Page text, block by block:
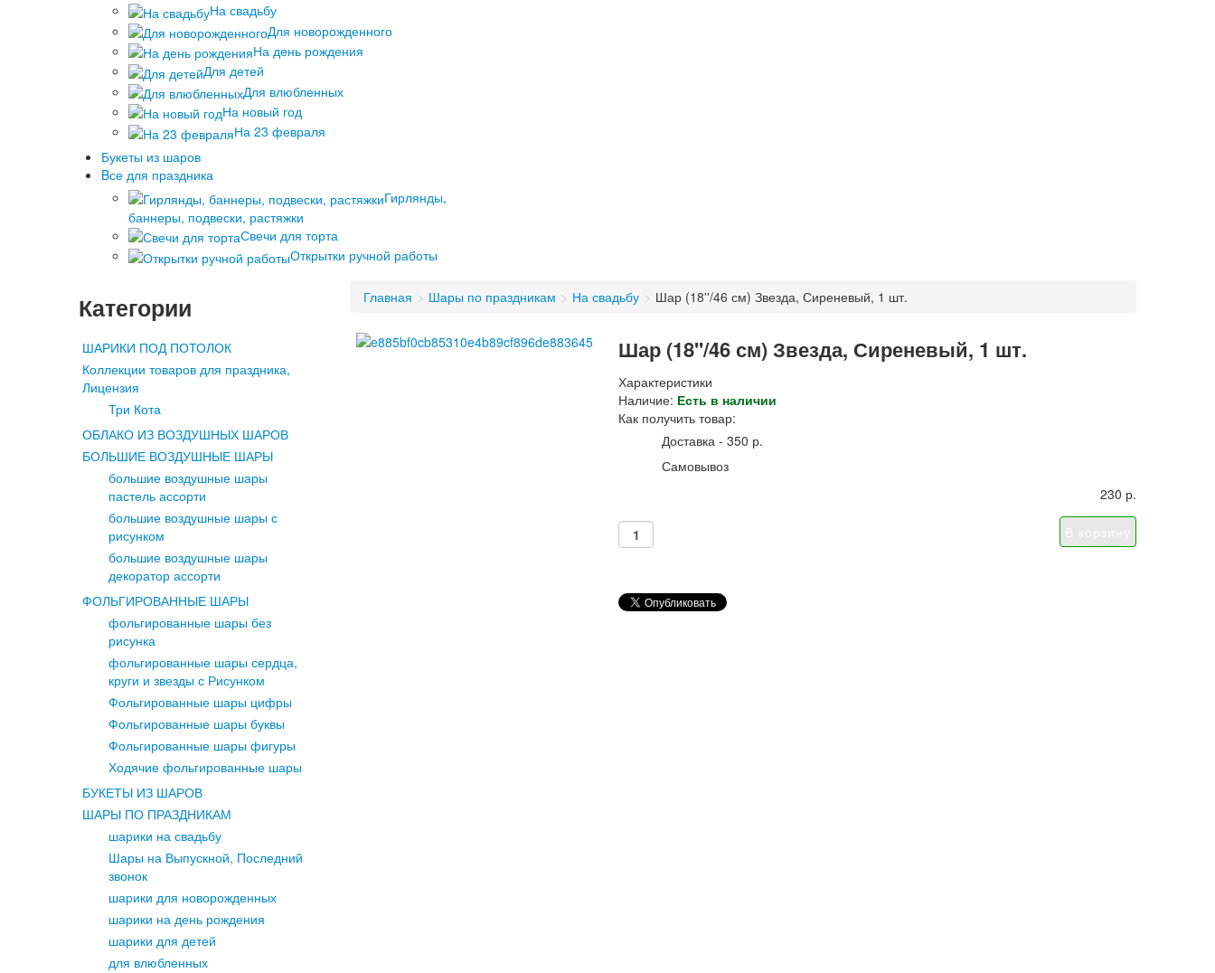
На свадьбу
Для новорожденного
На день рождения
Для детей
Для влюбленных
На новый год
На 23 февраля
Букеты из шаров
Bсе для праздника
Гирлянды,
баннеры, подвески, растяжки
Свечи для торта
Открытки ручной работы
Категории
ШАРИКИ ПОД ПОТОЛОК
Коллекции товаров для праздника,
Лицензия
Три Кота
ОБЛАКО ИЗ ВОЗДУШНЫХ ШАРОВ
БОЛЬШИЕ ВОЗДУШНЫЕ ШАРЫ
большие воздушные шары
пастель ассорти
большие воздушные шары с
рисунком
большие воздушные шары
декоратор ассорти
ФОЛЬГИРОВАННЫЕ ШАРЫ
фольгированные шары без
рисунка
фольгированные шары сердца,
круги и звезды с Рисунком
Фольгированные шары цифры
Фольгированные шары буквы
Фольгированные шары фигуры
Ходячие фольгированные шары
БУКЕТЫ ИЗ ШАРОВ
ШАРЫ ПО ПРАЗДНИКАМ
шарики на свадьбу
Шары на Выпускной, Последний
звонок
шарики для новорожденных
шарики на день рождения
шарики для детей
для влюбленных
Главная > Шары по праздникам > На свадьбу > Шар (18''/46 см) Звезда, Сиреневый, 1 шт.
Шар (18''/46 см) Звезда, Сиреневый, 1 шт.
Характеристики
Наличие: Есть в наличии
Как получить товар:
Доставка - 350 р.
Самовывоз
230 р.